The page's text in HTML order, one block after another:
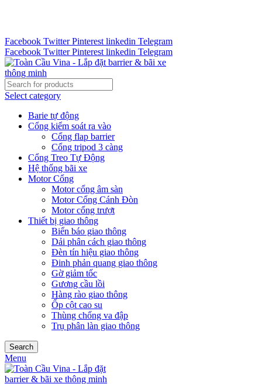
Facebook Twitter Pinterest linkedin Telegram
Facebook Twitter Pinterest linkedin Telegram
Select category
Barie tự động
Cổng kiểm soát ra vào
Cổng flap barrier
Cổng tripod 3 càng
Cổng Treo Tự Động
Hệ thống bãi xe
Motor Cổng
Motor cổng âm sàn
Motor Cổng Cánh Đòn
Motor cổng trượt
Thiết bị giao thông
Biển báo giao thông
Dải phân cách giao thông
Đèn tín hiệu giao thông
Đinh phản quang giao thông
Gờ giảm tốc
Gương cầu lồi
Hàng rào giao thông
Ốp cột cao su
Thùng chống va đập
Trụ phân làn giao thông
Search
Menu